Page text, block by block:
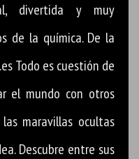
divertida y muy
de la química. De la
Todo es cuestión de
el mundo con otros
maravillas ocultas
Descubre entre sus